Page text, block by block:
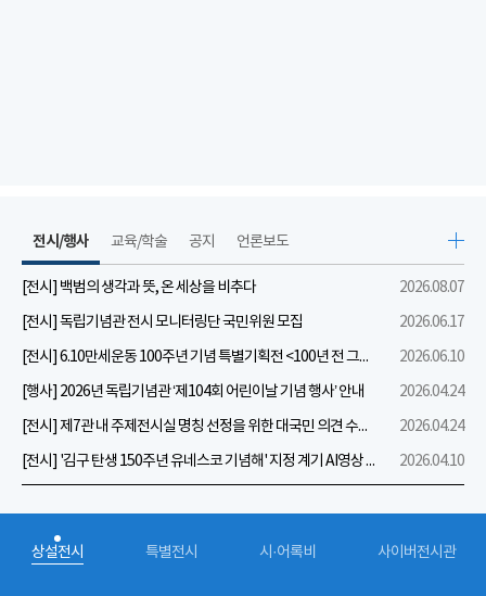
전시/행사
[전시] 백범의 생각과 뜻, 온 세상을 비추다
2026.08.07
[전시] 독립기념관 전시 모니터링단 국민위원 모집
2026.06.17
[전시] 6.10만세운동 100주년 기념 특별기획전 <100년 전 그날을 보다: 6.10만세운동>
2026.06.10
[행사] 2026년 독립기념관 ‘제104회 어린이날 기념 행사’ 안내
2026.04.24
[전시] 제7관 내 주제전시실 명칭 선정을 위한 대국민 의견 수렴 실시
2026.04.24
[전시] '김구 탄생 150주년 유네스코 기념해' 지정 계기 AI영상 국민공모 개최 안내
2026.04.10
교육/학술 공지 언론보도
상설전시 특별전시 시·어록비 사이버전시관